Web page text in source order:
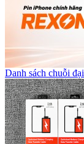
Danh sách chuỗi